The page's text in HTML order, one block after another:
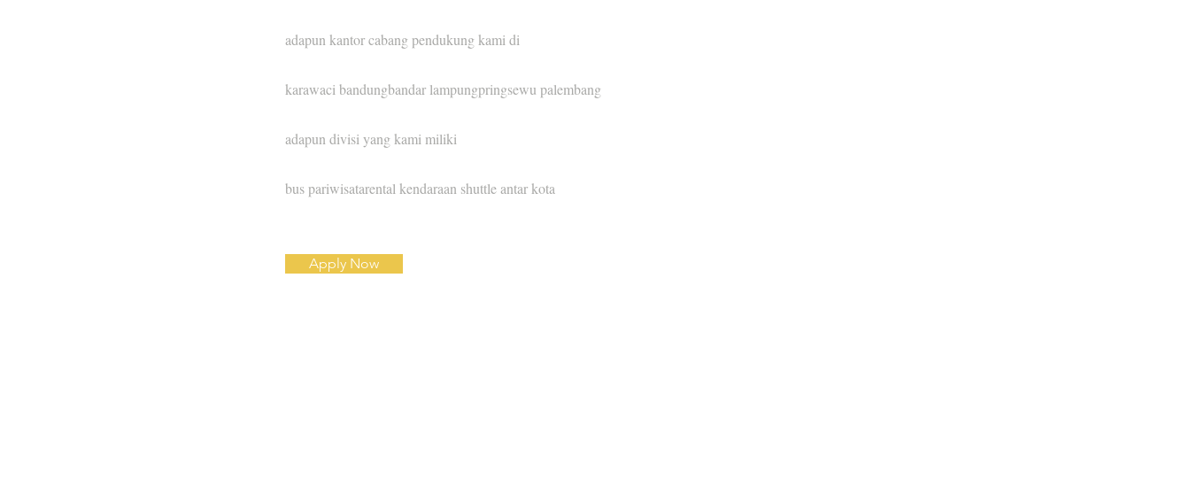
adapun kantor cabang pendukung kami di
karawaci bandungbandar lampungpringsewu palembang
adapun divisi yang kami miliki
bus pariwisatarental kendaraan shuttle antar kota
Apply Now